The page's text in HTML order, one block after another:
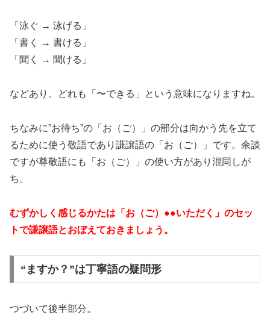
「泳ぐ → 泳げる」
「書く → 書ける」
「聞く → 聞ける」
などあり。どれも「〜できる」という意味になりますね。
ちなみに”お待ち”の「お（ご）」の部分は向かう先を立て
るために使う敬語であり謙譲語の「お（ご）」です。余談
ですが尊敬語にも「お（ご）」の使い方があり混同しが
ち。
むずかしく感じるかたは「お（ご）●●いただく」のセッ
トで謙譲語とおぼえておきましょう。
“ますか？”は丁寧語の疑問形
つづいて後半部分。